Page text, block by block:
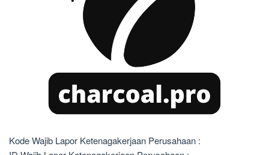
Kode Wajib Lapor Ketenagakerjaan Perusahaan :